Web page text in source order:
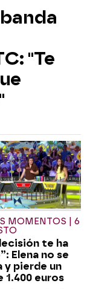
"Te
MOMENTOS | 6
te ha
Elena no se
y pierde un
1.400 euros